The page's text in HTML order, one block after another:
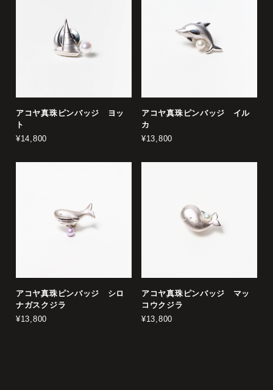
アコヤ真珠ピンバッジ ヨッ
ト
¥14,800
アコヤ真珠ピンバッジ イル
カ
¥13,800
アコヤ真珠ピンバッジ シロ
ナガスクジラ
¥13,800
アコヤ真珠ピンバッジ マッ
コウクジラ
¥13,800